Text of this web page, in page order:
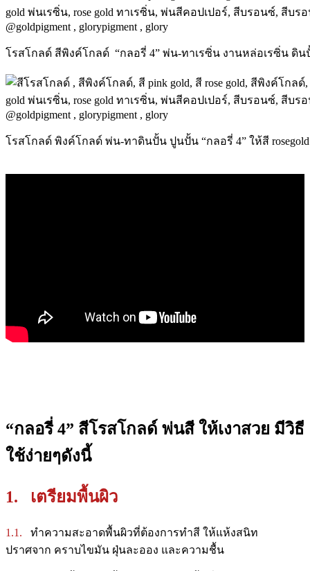
โรสโกลด์ สีพิงค์โกลด์ “กลอรี่ 4” พ่น-ทาเรซิ่น งานหล่อเรซิ่น ดิ
โรสโกลด์ พิงค์โกลด์ พ่น-ทาดินปั้น ปูนปั้น “กลอรี่ 4” ให้สี rosegold
“กลอรี่ 4” สีโรสโกลด์ พ่นสี ให้เงาสวย มีวิธี
ใช้ง่ายๆดังนี้
1. เตรียมพื้นผิว
1.1. ทำความสะอาดพื้นผิวที่ต้องการทำสี ให้แห้งสนิท
ปราศจาก คราบไขมัน ฝุ่นละออง และความชื้น